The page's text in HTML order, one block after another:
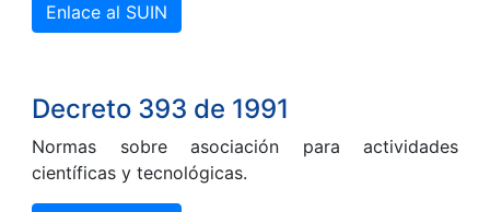
Enlace al SUIN
Decreto 393 de 1991
Normas sobre asociación para actividades
científicas y tecnológicas.